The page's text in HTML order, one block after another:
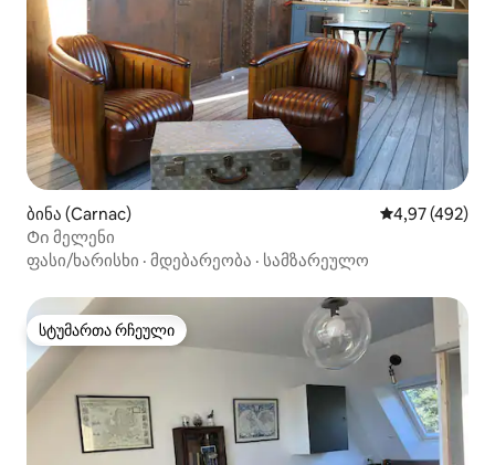
ბინა (Carnac) საშუალო
4,97 (492)
Ტი მელენი
ფასი/ხარისხი · მდებარეობა · სამზარეულო
სტუმართა რჩეული
სტუმართა რჩეული